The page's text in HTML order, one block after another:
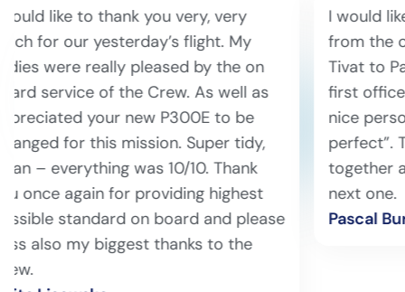
I would like to share with you feedback
from the client for yesterday’s flight
Tivat to Palma. “Amazing Captain and
first officer highly recommended very
nice persons, super airplane just
perfect”. Thank you for the great flight
together and we look forward to the
next one.
Pascal Burkhalter
Dne
a
do
v
z
o